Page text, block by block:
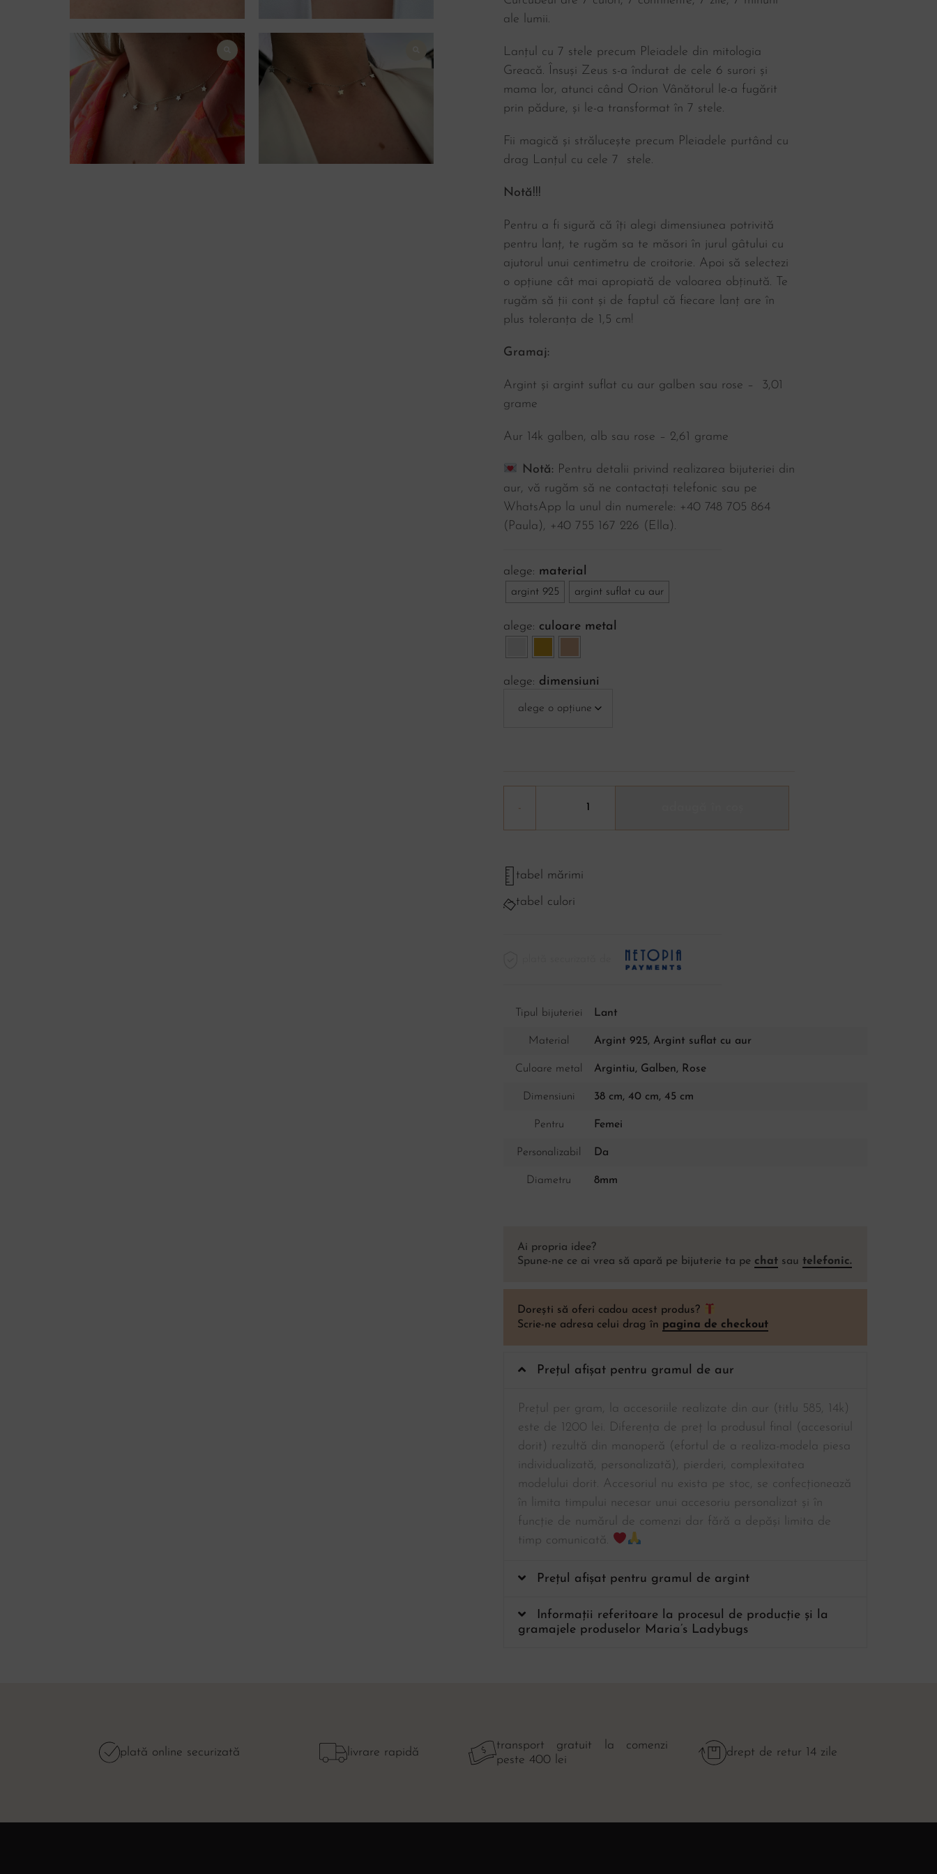
ale lumii.
Lanțul cu 7 stele precum Pleiadele din mitologia
Greacă. Însuși Zeus s-a îndurat de cele 6 surori și
mama lor, atunci când Orion Vânătorul le-a fugărit
prin pădure, și le-a transformat în 7 stele.
Fii magică și strălucește precum Pleiadele purtând cu
drag Lanțul cu cele 7 stele.
Notă!!!
Pentru a fi sigură că îți alegi dimensiunea potrivită
pentru lanț, te rugăm sa te măsori în jurul gâtului cu
ajutorul unui centimetru de croitorie. Apoi să selectezi
o opțiune cât mai apropiată de valoarea obținută. Te
rugăm să ții cont și de faptul că fiecare lanț are în
plus toleranța de 1,5 cm!
Gramaj:
Argint și argint suflat cu aur galben sau rose – 3,01
grame
Aur 14k galben, alb sau rose – 2,61 grame
Notă: Pentru detalii privind realizarea bijuteriei din
aur, vă rugăm să ne contactați telefonic sau pe
WhatsApp la unul din numerele: +40 748 705 864
(Paula), ‪+40 755 167 226‬ (Ella).
material
argint 925 argint suflat cu aur
culoare metal
dimensiuni
tabel mărimi
tabel culori
Tipul bijuteriei Lant
Material Argint 925, Argint suflat cu aur
Culoare metal Argintiu, Galben, Rose
Dimensiuni 38 cm, 40 cm, 45 cm
Pentru Femei
Personalizabil Da
Diametru 8mm
Ai propria idee?
Spune-ne ce ai vrea să apară pe bijuterie ta pe chat sau telefonic.
Dorești să oferi cadou acest produs?
Scrie-ne adresa celui drag în pagina de checkout
Prețul afișat pentru gramul de aur
Prețul per gram, la accesoriile realizate din aur (titlu 585, 14k)
este de 1200 lei. Diferența de preț la produsul final (accesoriul
dorit) rezultă din manoperă (efortul de a realiza-modela piesa
individualizată, personalizată), pierderi, complexitatea
modelului dorit. Accesoriul nu exista pe stoc, se confecționează
în limita timpului necesar unui accesoriu personalizat și în
funcție de numărul de comenzi dar fără a depăși limita de
timp comunicată.
Prețul afișat pentru gramul de argint
Informații referitoare la procesul de producție și la
gramajele produselor Maria’s Ladybugs
plată online securizată livrare rapidă
transport gratuit la comenzi
peste 400 lei
drept de retur 14 zile